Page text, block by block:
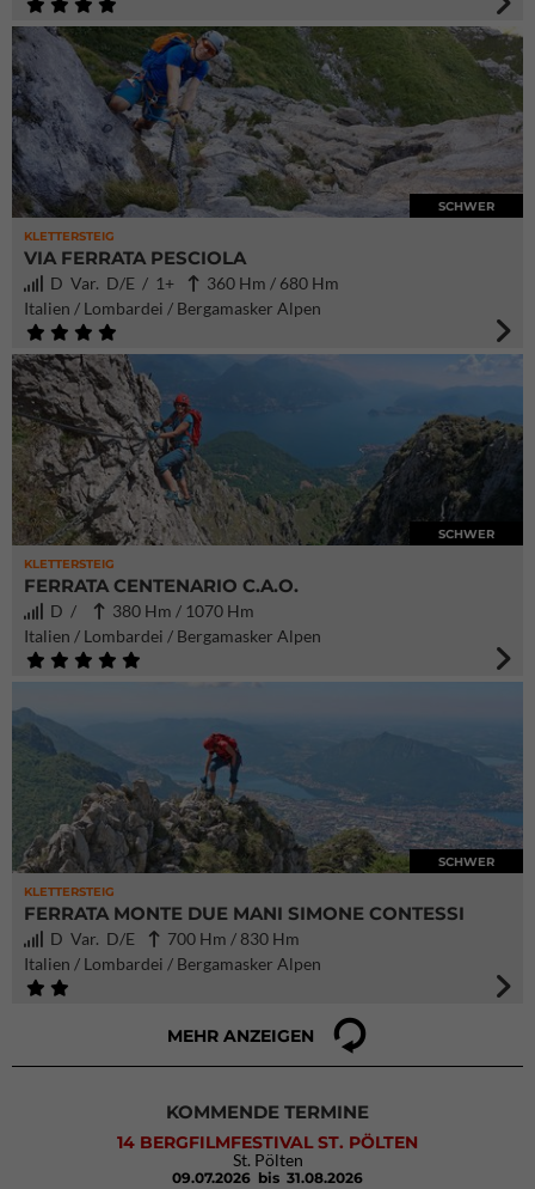
KLETTERSTEIG
SCHWER
VIA FERRATA PESCIOLA
D Var. D/E / 1+
360 Hm / 680 Hm
Italien / Lombardei / Bergamasker Alpen
KLETTERSTEIG
SCHWER
FERRATA CENTENARIO C.A.O.
D /
380 Hm / 1070 Hm
Italien / Lombardei / Bergamasker Alpen
KLETTERSTEIG
SCHWER
FERRATA MONTE DUE MANI SIMONE CONTESSI
D Var. D/E
700 Hm / 830 Hm
Italien / Lombardei / Bergamasker Alpen
MEHR ANZEIGEN
KOMMENDE TERMINE
14 BERGFILMFESTIVAL ST. PÖLTEN
St. Pölten
09.07.2026 bis 31.08.2026